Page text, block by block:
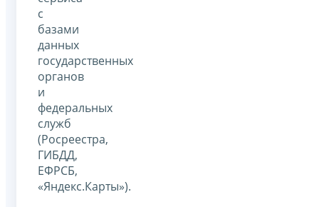
с
базами
данных
государственных
органов
и
федеральных
служб
(Росреестра,
ГИБДД,
ЕФРСБ,
«Яндекс.Карты»).